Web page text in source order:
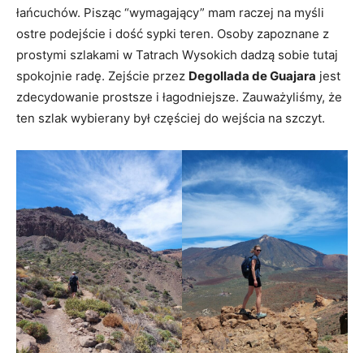
łańcuchów. Pisząc “wymagający” mam raczej na myśli
ostre podejście i dość sypki teren. Osoby zapoznane z
prostymi szlakami w Tatrach Wysokich dadzą sobie tutaj
spokojnie radę. Zejście przez Degollada de Guajara jest
zdecydowanie prostsze i łagodniejsze. Zauważyliśmy, że
ten szlak wybierany był częściej do wejścia na szczyt.